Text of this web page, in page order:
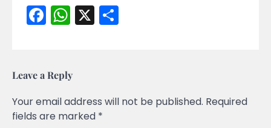
Facebook
WhatsApp
X
Leave a Reply
Your email address will not be published. Required
fields are marked *